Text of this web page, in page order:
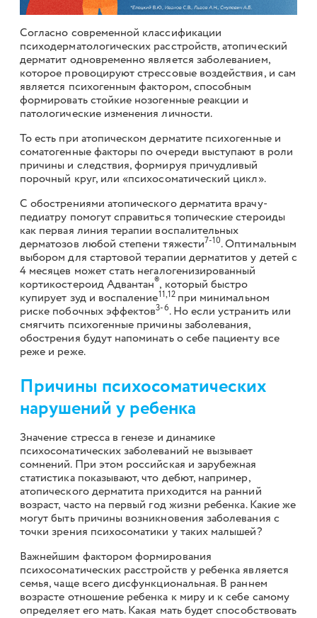
Согласно современной классификации
психодерматологических расстройств, атопический
дерматит одновременно является заболеванием,
которое провоцируют стрессовые воздействия, и сам
является психогенным фактором, способным
формировать стойкие нозогенные реакции и
патологические изменения личности.
То есть при атопическом дерматите психогенные и
соматогенные факторы по очереди выступают в роли
причины и следствия, формируя причудливый
порочный круг, или «психосоматический цикл».
С обострениями атопического дерматита врачу-
педиатру помогут справиться топические стероиды
как первая линия терапии воспалительных
дерматозов любой степени тяжести7-10. Оптимальным
выбором для стартовой терапии дерматитов у детей с
4 месяцев может стать негалогенизированный
кортикостероид Адвантан®, который быстро
купирует зуд и воспаление11,12 при минимальном
риске побочных эффектов3-6. Но если устранить или
смягчить психогенные причины заболевания,
обострения будут напоминать о себе пациенту все
реже и реже.
Причины психосоматических
нарушений у ребенка
Значение стресса в генезе и динамике
психосоматических заболеваний не вызывает
сомнений. При этом российская и зарубежная
статистика показывают, что дебют, например,
атопического дерматита приходится на ранний
возраст, часто на первый год жизни ребенка. Какие же
могут быть причины возникновения заболевания с
точки зрения психосоматики у таких малышей?
Важнейшим фактором формирования
психосоматических расстройств у ребенка является
семья, чаще всего дисфункциональная. В раннем
возрасте отношение ребенка к миру и к себе самому
определяет его мать. Какая мать будет способствовать